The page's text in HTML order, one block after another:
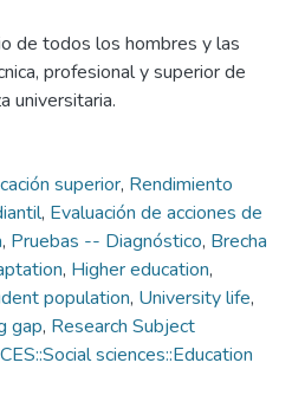
de todos los hombres y las
profesional y superior de
universitaria.
superior, Rendimiento
, Evaluación de acciones de
, Pruebas -- Diagnóstico, Brecha
, Higher education,
population, University life,
gap, Research Subject
sciences::Education